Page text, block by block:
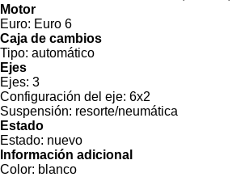
Motor
Euro: Euro 6
Caja de cambios
Tipo: automático
Ejes
Ejes: 3
Configuración del eje: 6x2
Suspensión: resorte/neumática
Estado
Estado: nuevo
Información adicional
Color: blanco